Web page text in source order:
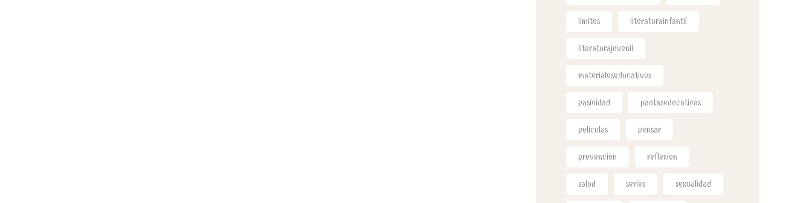
limites literaturainfantil
literaturajuvenil
materialeseducativos
pasividad pautaseducativas
peliculas pensar
prevención reflexion
salud series sexualidad